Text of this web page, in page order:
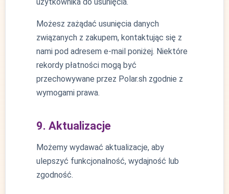
Możesz zażądać usunięcia danych
związanych z zakupem, kontaktując się z
nami pod adresem e-mail poniżej. Niektóre
rekordy płatności mogą być
przechowywane przez Polar.sh zgodnie z
wymogami prawa.
9. Aktualizacje
Możemy wydawać aktualizacje, aby
ulepszyć funkcjonalność, wydajność lub
zgodność.